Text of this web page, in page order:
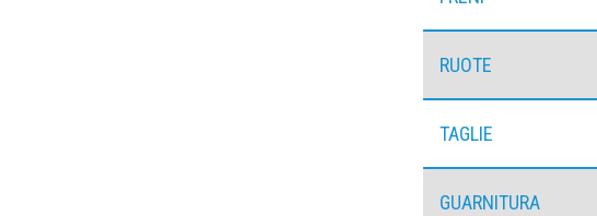
RUOTE
TAGLIE
GUARNITURA